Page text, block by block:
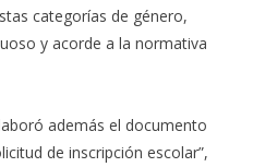
categorías de género,
y acorde a la normativa
además el documento
de inscripción escolar”,